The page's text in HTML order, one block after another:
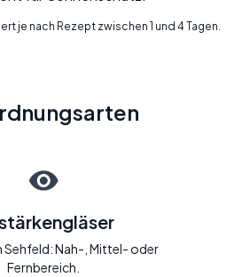
je nach Rezept zwischen 1 und 4 Tagen.
Sehfeld: Nah-, Mittel- oder
Fernbereich.